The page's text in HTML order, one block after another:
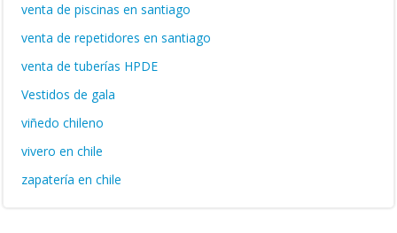
venta de piscinas en santiago
venta de repetidores en santiago
venta de tuberías HPDE
Vestidos de gala
viñedo chileno
vivero en chile
zapatería en chile